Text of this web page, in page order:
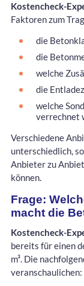
Kostencheck-
Faktoren zum
die
die
welche
die
welche
verrechnet
Verschiedene
unterschiedlich,
Anbieter zu
können.
Frage:
macht die
Kostencheck-
bereits für einen
m³. Die
veranschaulichen: